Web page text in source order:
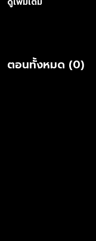
ตอนทั้งหมด (0)